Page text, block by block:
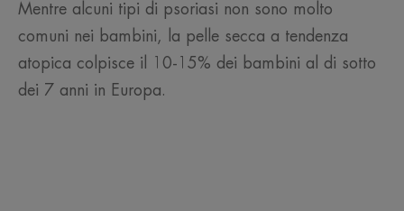
Mentre alcuni tipi di psoriasi non sono molto
comuni nei bambini, la pelle secca a tendenza
atopica colpisce il 10-15% dei bambini al di sotto
dei 7 anni in Europa.